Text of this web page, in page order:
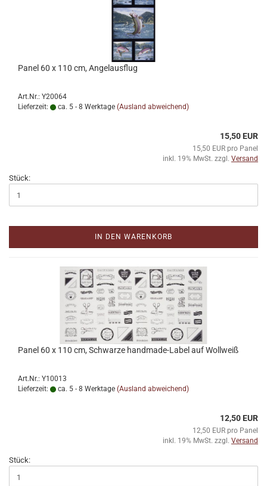
Panel 60 x 110 cm, Angelausflug
Art.Nr.: Y20064
Lieferzeit:
ca. 5 - 8 Werktage (Ausland abweichend)
15,50 EUR
15,50 EUR pro Panel
inkl. 19% MwSt. zzgl. Versand
Stück:
IN DEN WARENKORB
Panel 60 x 110 cm, Schwarze handmade-Label auf Wollweiß
Art.Nr.: Y10013
Lieferzeit:
ca. 5 - 8 Werktage (Ausland abweichend)
12,50 EUR
12,50 EUR pro Panel
inkl. 19% MwSt. zzgl. Versand
Stück: